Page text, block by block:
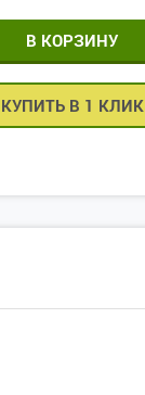
КУПИТЬ В 1 КЛИК